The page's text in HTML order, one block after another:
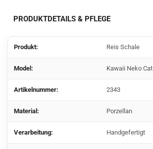
PRODUKTDETAILS & PFLEGE
Produkt: Reis Schale
Model: Kawaii Neko Cat
Artikelnummer: 2343
Material: Porzellan
Verarbeitung: Handgefertigt